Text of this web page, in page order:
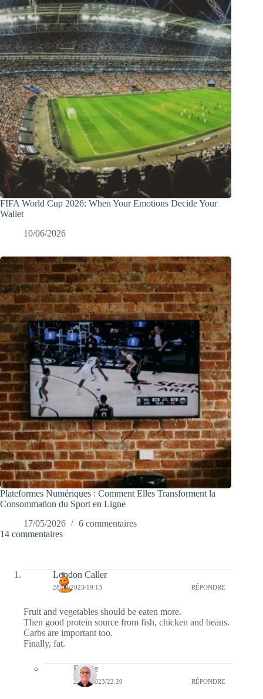
FIFA World Cup 2026: When Your Emotions Decide Your
Wallet
10/06/2026
Plateformes Numériques : Comment Elles Transforment la
Consommation du Sport en Ligne
17/05/2026
6 commentaires
14 commentaires
London Caller
28/09/2023/19:13 RÉPONDRE
Fruit and vegetables should be eaten more.
Then good protein source from fish, chicken and beans.
Carbs are important too.
Finally, fat.
Bernie
28/09/2023/22:20 RÉPONDRE